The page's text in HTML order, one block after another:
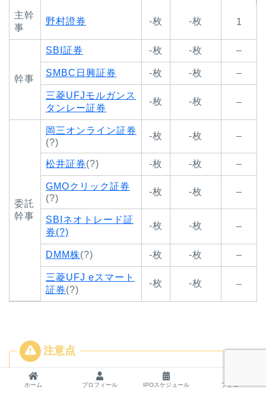
主幹
事
野村證券 -枚 -枚 1
幹事
SBI証券 -枚 -枚 –
SMBC日興証券 -枚 -枚 –
三菱UFJモルガンス
タンレー証券
-枚 -枚 –
委託
幹事
岡三オンライン証券
(?)
-枚 -枚 –
松井証券(?) -枚 -枚 –
GMOクリック証券
(?)
-枚 -枚 –
SBIネオトレード証
券(?)
-枚 -枚 –
DMM株(?) -枚 -枚 –
三菱UFJ eスマート
証券(?)
-枚 -枚 –
目論見書に記載後に更新
ホーム プロフィール IPOスケジュール フォロー